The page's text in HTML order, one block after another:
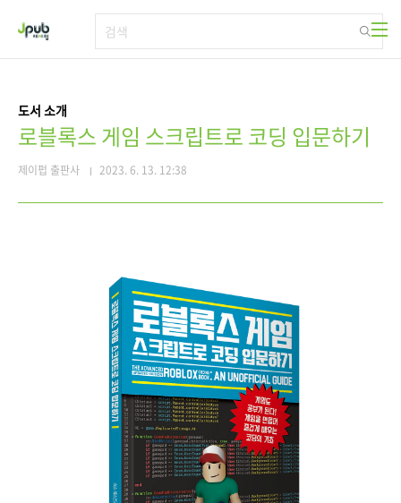
도서 소개
로블록스 게임 스크립트로 코딩 입문하기
제이펍 출판사 2023. 6. 13. 12:38